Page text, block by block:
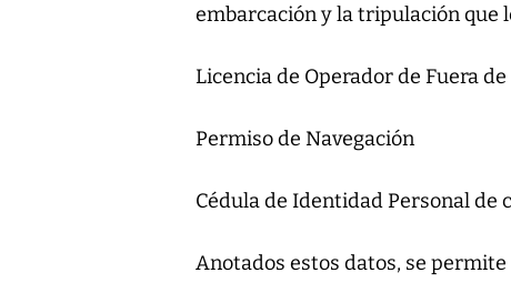
embarcación y la tripulación que
Licencia de Operador de Fuera
Permiso de Navegación
Cédula de Identidad Personal
Anotados estos datos, se permite